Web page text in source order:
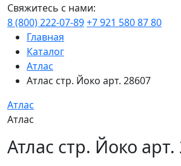
Свяжитесь с нами:
8 (800) 222-07-89+7 921 580 87 80
Главная
Каталог
Атлас
Атлас стр. Йоко арт. 28607
Атлас
Атлас
Атлас стр. Йоко арт.